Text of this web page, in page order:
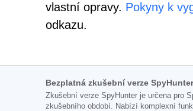
vlastní opravy. Pokyny k
odkazu.
Bezplatná zkušební verze
Zkušební verze SpyHunter je určena pro
zkušebního období. Nabízí komplexní